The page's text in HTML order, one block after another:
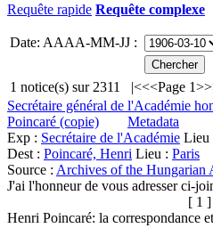
Requête rapide Requête complexe
Date: AAAA-MM-JJ :
1 notice(s) sur 2311 |<<<Page 1>>
Secrétaire général de l'Académie
Poincaré (copie)
Metadata
Exp : Secrétaire de l'Académie Lieu
Dest : Poincaré, Henri Lieu : Paris
Source : Archives of the Hungarian
J'ai l'honneur de vous adresser ci-
[ 1 ]
Henri Poincaré: la correspondance